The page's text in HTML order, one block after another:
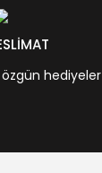
hediyeler